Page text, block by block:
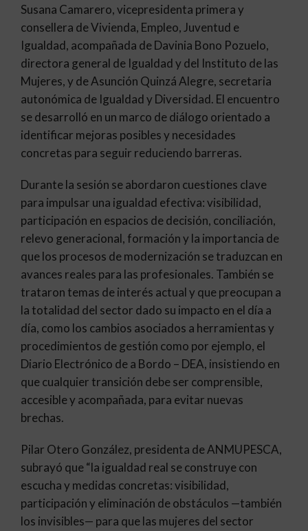
Susana Camarero, vicepresidenta primera y
consellera de Vivienda, Empleo, Juventud e
Igualdad, acompañada de Davinia Bono Pozuelo,
directora general de Igualdad y del Instituto de las
Mujeres, y de Asunción Quinzá Alegre, secretaria
autonómica de Igualdad y Diversidad. El encuentro
se desarrolló en un marco de diálogo orientado a
identificar mejoras posibles y necesidades
concretas para seguir reduciendo barreras.
Durante la sesión se abordaron cuestiones clave
para impulsar una igualdad efectiva: visibilidad,
participación en espacios de decisión, conciliación,
relevo generacional, formación y la importancia de
que los procesos de modernización se traduzcan en
avances reales para las profesionales. También se
trataron temas de interés actual y que preocupan a
la totalidad del sector dado su impacto en el día a
día, como los cambios asociados a herramientas y
procedimientos de gestión como por ejemplo, el
Diario Electrónico de a Bordo – DEA, insistiendo en
que cualquier transición debe ser comprensible,
accesible y acompañada, para evitar nuevas
brechas.
Pilar Otero González, presidenta de ANMUPESCA,
subrayó que “la igualdad real se construye con
escucha y medidas concretas: visibilidad,
participación y eliminación de obstáculos —también
los invisibles— para que las mujeres del sector